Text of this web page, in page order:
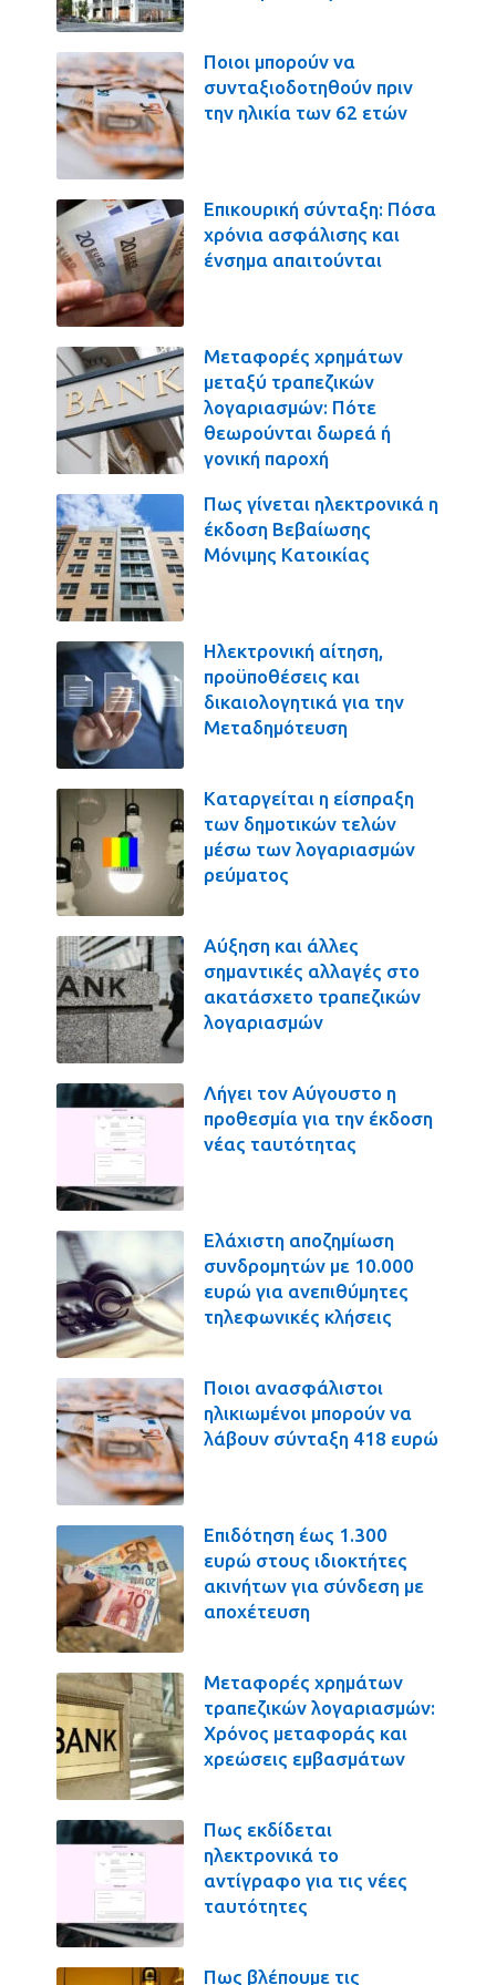
Ποιοι μπορούν να
συνταξιοδοτηθούν πριν
την ηλικία των 62 ετών
Επικουρική σύνταξη: Πόσα
χρόνια ασφάλισης και
ένσημα απαιτούνται
Μεταφορές χρημάτων
μεταξύ τραπεζικών
λογαριασμών: Πότε
θεωρούνται δωρεά ή
γονική παροχή
Πως γίνεται ηλεκτρονικά η
έκδοση Βεβαίωσης
Μόνιμης Κατοικίας
Ηλεκτρονική αίτηση,
προϋποθέσεις και
δικαιολογητικά για την
Μεταδημότευση
Καταργείται η είσπραξη
των δημοτικών τελών
μέσω των λογαριασμών
ρεύματος
Αύξηση και άλλες
σημαντικές αλλαγές στο
ακατάσχετο τραπεζικών
λογαριασμών
Λήγει τον Αύγουστο η
προθεσμία για την έκδοση
νέας ταυτότητας
Ελάχιστη αποζημίωση
συνδρομητών με 10.000
ευρώ για ανεπιθύμητες
τηλεφωνικές κλήσεις
Ποιοι ανασφάλιστοι
ηλικιωμένοι μπορούν να
λάβουν σύνταξη 418 ευρώ
Επιδότηση έως 1.300
ευρώ στους ιδιοκτήτες
ακινήτων για σύνδεση με
αποχέτευση
Μεταφορές χρημάτων
τραπεζικών λογαριασμών:
Χρόνος μεταφοράς και
χρεώσεις εμβασμάτων
Πως εκδίδεται
ηλεκτρονικά το
αντίγραφο για τις νέες
ταυτότητες
Πως βλέπουμε τις